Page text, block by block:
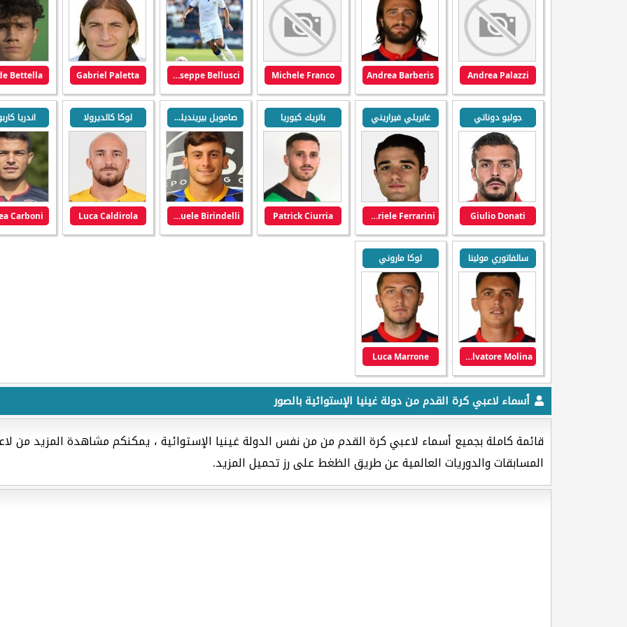
Andrea Palazzi
Andrea Barberis
Michele Franco
Giuseppe Bellusci
Gabriel Paletta
Bettella
جوليو دوناتي
Giulio Donati
غابريلي فيراريني
Gabriele Ferrarini
باتريك كيوريا
Patrick Ciurria
صامويل بيرينديلي
Samuele Birindelli
لوكا كالديرولا
Luca Caldirola
اندريا
Carboni
سالفاتوري مولينا
Salvatore Molina
لوكا ماروني
Luca Marrone
أسماء لاعبي كرة القدم من دولة غينيا الإستوائية بالصور
قائمة كاملة بجميع أسماء لاعبي كرة القدم من من نفس الدولة غينيا الإستوائية ، يمكنكم مشاهدة المزيد من
المسابقات والدوريات العالمية عن طريق الظغط على رز تحميل المزيد.